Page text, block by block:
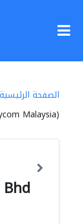
الصفحة الرئيسية
Malaysia)